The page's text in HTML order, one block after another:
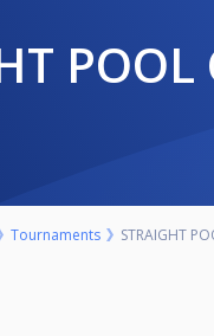
Tournaments STRAIGHT